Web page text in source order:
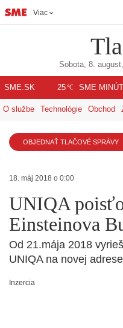
Viac
Sobota, 8.
SME.SK 25℃ SME
O službe Technológie Obchod
OBJEDNAŤ TLAČOVÉ SPRÁVY
18. máj 2018 o 0:00
UNIQA
Einsteinova
Od 21.mája 2018
UNIQA na novej
Inzercia